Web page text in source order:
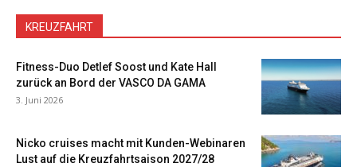
KREUZFAHRT
Fitness-Duo Detlef Soost und Kate Hall
zurück an Bord der VASCO DA GAMA
3. Juni 2026
Nicko cruises macht mit Kunden-Webinaren
Lust auf die Kreuzfahrtsaison 2027/28